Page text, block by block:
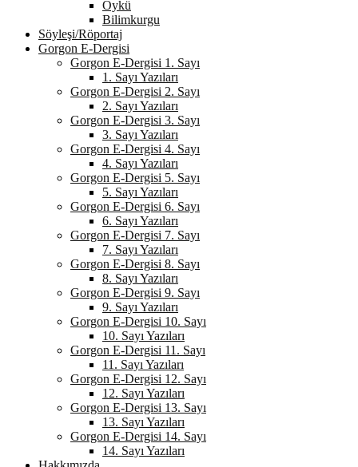
Öykü
Bilimkurgu
Söyleşi/Röportaj
Gorgon E-Dergisi
Gorgon E-Dergisi 1. Sayı
1. Sayı Yazıları
Gorgon E-Dergisi 2. Sayı
2. Sayı Yazıları
Gorgon E-Dergisi 3. Sayı
3. Sayı Yazıları
Gorgon E-Dergisi 4. Sayı
4. Sayı Yazıları
Gorgon E-Dergisi 5. Sayı
5. Sayı Yazıları
Gorgon E-Dergisi 6. Sayı
6. Sayı Yazıları
Gorgon E-Dergisi 7. Sayı
7. Sayı Yazıları
Gorgon E-Dergisi 8. Sayı
8. Sayı Yazıları
Gorgon E-Dergisi 9. Sayı
9. Sayı Yazıları
Gorgon E-Dergisi 10. Sayı
10. Sayı Yazıları
Gorgon E-Dergisi 11. Sayı
11. Sayı Yazıları
Gorgon E-Dergisi 12. Sayı
12. Sayı Yazıları
Gorgon E-Dergisi 13. Sayı
13. Sayı Yazıları
Gorgon E-Dergisi 14. Sayı
14. Sayı Yazıları